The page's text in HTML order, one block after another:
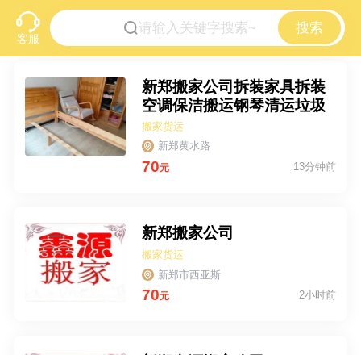
客服
搜索
新郑搬家公司拆装家具拆装
空调保洁搬运钢琴清运垃圾
干杂活
搬家货运
新郑黄水路
70元 13分钟前
新郑搬家公司
搬家货运
新郑市西亚斯
70元 2小时前